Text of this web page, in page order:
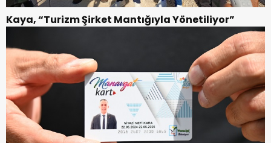
Kaya, “Turizm Şirket Mantığıyla Yönetiliyor”